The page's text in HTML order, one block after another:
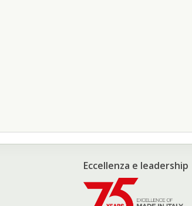
Eccellenza e leadership